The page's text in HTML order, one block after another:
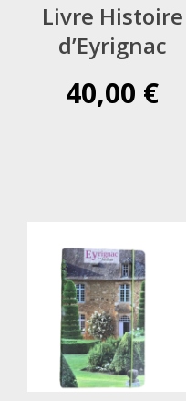
Livre Histoire
d’Eyrignac
40,00 €